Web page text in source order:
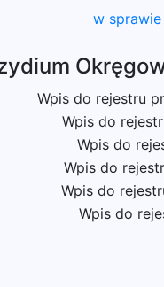
w
Wpis do rejestru
Wpis do
Wpis do
Wpis do
Wpis do
Wpis do